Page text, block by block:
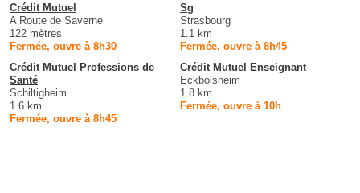
Crédit Mutuel
A Route de Saverne
122 mètres
Fermée, ouvre à 8h30
Sg
Strasbourg
1.1 km
Fermée, ouvre à 8h45
Crédit Mutuel Professions de
Santé
Schiltigheim
1.6 km
Fermée, ouvre à 8h45
Crédit Mutuel Enseignant
Eckbolsheim
1.8 km
Fermée, ouvre à 10h